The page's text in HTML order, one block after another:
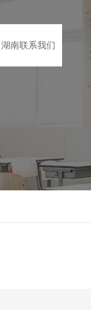
湖南联系我们